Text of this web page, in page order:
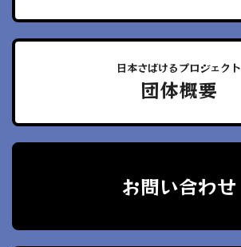
日本さばけるプロジェクト
団体概要
お問い合わせ